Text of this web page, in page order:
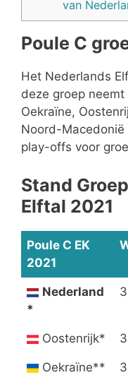
van
Poule C
Het Nederlands
deze groep
Oekraïne,
Noord-
play-offs voor
Stand
Elftal 2021
Poule C EK
2021
Nederland
*
3
Oostenrijk* 3
Oekraïne** 3